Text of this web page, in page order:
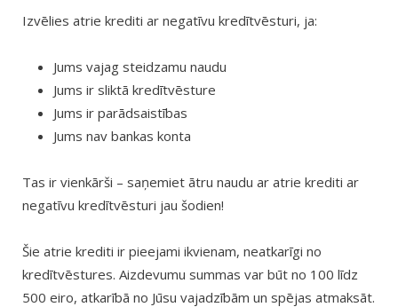
Izvēlies atrie krediti ar negatīvu kredītvēsturi, ja:
Jums vajag steidzamu naudu
Jums ir sliktā kredītvēsture
Jums ir parādsaistības
Jums nav bankas konta
Tas ir vienkārši – saņemiet ātru naudu ar atrie krediti ar
negatīvu kredītvēsturi jau šodien!
Šie atrie krediti ir pieejami ikvienam, neatkarīgi no
kredītvēstures. Aizdevumu summas var būt no 100 līdz
500 eiro, atkarībā no Jūsu vajadzībām un spējas atmaksāt.